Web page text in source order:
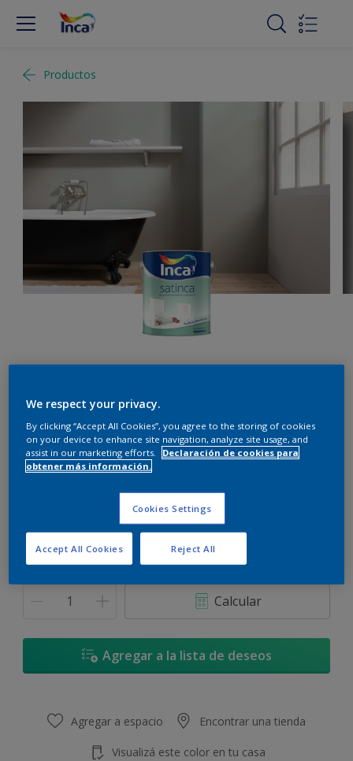
Productos
Himalaya - 72BG 75/023
Cambiar de color
900 ML
Calcular
Agregar a la lista de deseos
Agregar a espacio Encontrar una tienda
Visualizá este color en tu casa
We respect your privacy.
By clicking “Accept All Cookies”, you agree to the storing of cookies
on your device to enhance site navigation, analyze site usage, and
assist in our marketing efforts.
Declaración de cookies para
obtener más información.
Cookies Settings
Reject All
Accept All Cookies